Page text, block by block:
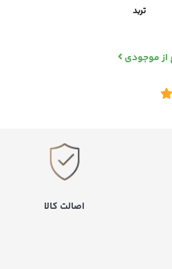
تربد
از موجودی
اصالت کالا